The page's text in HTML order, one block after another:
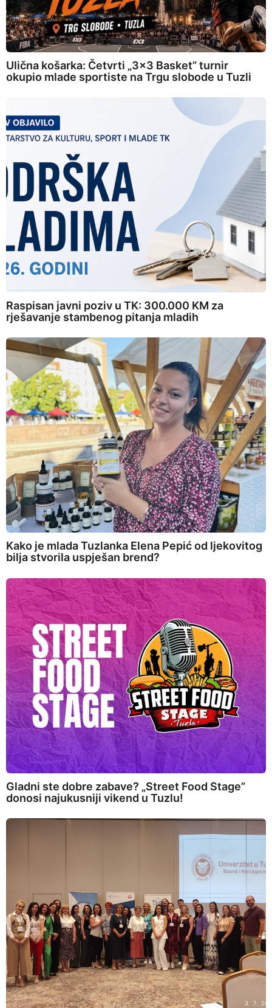
Ulična košarka: Četvrti „3×3 Basket” turnir
okupio mlade sportiste na Trgu slobode u Tuzli
Raspisan javni poziv u TK: 300.000 KM za
rješavanje stambenog pitanja mladih
Kako je mlada Tuzlanka Elena Pepić od ljekovitog
bilja stvorila uspješan brend?
Gladni ste dobre zabave? „Street Food Stage”
donosi najukusniji vikend u Tuzlu!